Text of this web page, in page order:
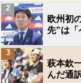
欧州初
先”は「
2
萩本欽
んだ通
3